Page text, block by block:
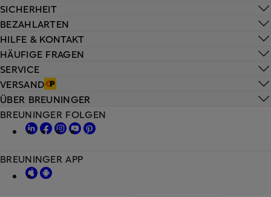
HILFE & KONTAKT
HÄUFIGE FRAGEN
SERVICE
VERSAND
SICHERHEIT
BEZAHLARTEN
ÜBER BREUNINGER
BREUNINGER FOLGEN
BREUNINGER APP